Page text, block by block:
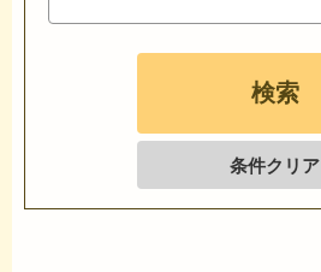
条件クリア